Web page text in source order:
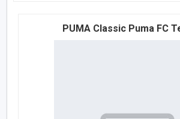
PUMA Classic Puma FC